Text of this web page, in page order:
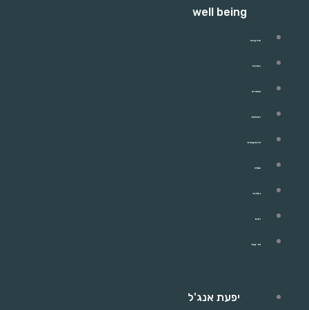
well being
פרויקטים
התהליך
מאמרים
המלצות
מהתקשורת
שאלון
ניוזלטר
חנות
צור קשר
יפעת אנג'ל